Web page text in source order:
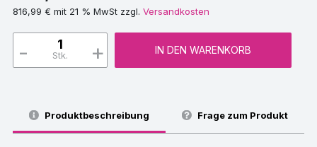
816,99 € mit 21 % MwSt zzgl. Versandkosten
Stk. +
- IN DEN WARENKORB
Produktbeschreibung Frage zum Produkt